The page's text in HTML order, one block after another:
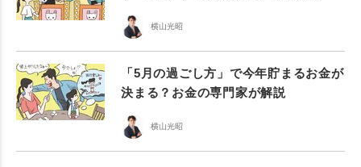
横山光昭
「5月の過ごし方」で今年貯まるお金が
決まる？お金の専門家が解説
横山光昭